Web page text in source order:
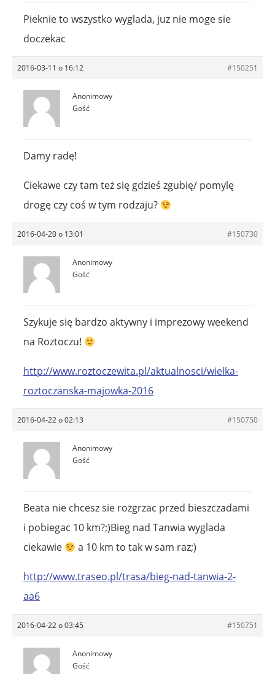
Pieknie to wszystko wyglada, juz nie moge sie
doczekac
2016-03-11 o 16:12 #150251
Anonimowy
Gość
Damy radę!
Ciekawe czy tam też się gdzieś zgubię/ pomylę
drogę czy coś w tym rodzaju?
2016-04-20 o 13:01 #150730
Anonimowy
Gość
Szykuje się bardzo aktywny i imprezowy weekend
na Roztoczu!
http://www.roztoczewita.pl/aktualnosci/wielka-
roztoczanska-majowka-2016
2016-04-22 o 02:13 #150750
Anonimowy
Gość
Beata nie chcesz sie rozgrzac przed bieszczadami
i pobiegac 10 km?;)Bieg nad Tanwia wyglada
ciekawie
a 10 km to tak w sam raz;)
http://www.traseo.pl/trasa/bieg-nad-tanwia-2-
aa6
2016-04-22 o 03:45 #150751
Anonimowy
Gość